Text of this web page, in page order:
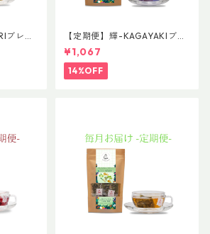
ブレン
【定期便】輝-KAGAYAKIブレ
ンド 普通サイズ
¥1,067
14%OFF